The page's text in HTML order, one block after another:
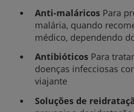
Anti-maláricos Para
malária, quando
médico, dependendo
Antibióticos Para
doenças infecciosas
viajante
Soluções de